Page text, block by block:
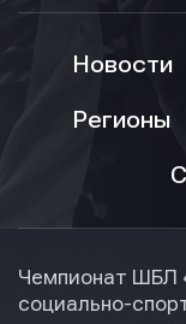
Новости
Регионы
Чемпионат ШБЛ
социально-